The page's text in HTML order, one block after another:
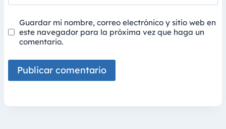
Guardar mi nombre, correo electrónico y sitio web en
este navegador para la próxima vez que haga un
comentario.